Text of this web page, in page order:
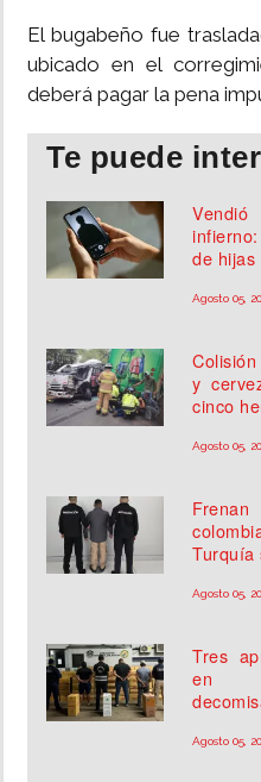
El bugabeño fue
ubicado en el
deberá pagar la pena
Te puede
de hijas
Agosto 05,
y
cinco
Agosto 05,
Turquía
Agosto 05,
Tres
en
Agosto 05,